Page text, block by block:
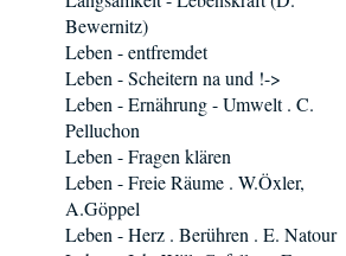
Bewernitz)
Leben - entfremdet
Leben - Scheitern na und !->
Leben - Ernährung - Umwelt . C.
Pelluchon
Leben - Fragen klären
Leben - Freie Räume . W.Öxler,
A.Göppel
Leben - Herz . Berühren . E. Natour